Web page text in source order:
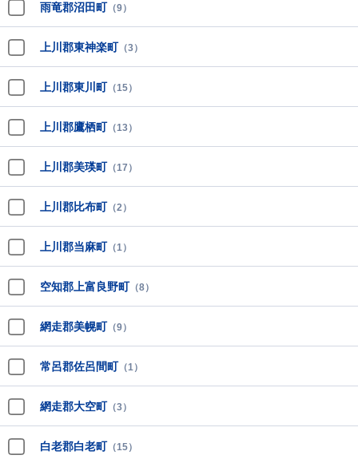
雨竜郡沼田町 （9）
上川郡東神楽町 （3）
上川郡東川町 （15）
上川郡鷹栖町 （13）
上川郡美瑛町 （17）
上川郡比布町 （2）
上川郡当麻町 （1）
空知郡上富良野町 （8）
網走郡美幌町 （9）
常呂郡佐呂間町 （1）
網走郡大空町 （3）
白老郡白老町 （15）